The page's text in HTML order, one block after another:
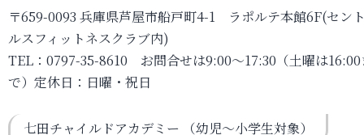
〒659-0093 兵庫県芦屋市船戸町4-1 ラポルテ本館6F(セン
ルスフィットネスクラブ内)
TEL：0797-35-8610 お問合せは9:00～17:30（土曜は16:00
で）定休日：日曜・祝日
七田チャイルドアカデミー （幼児～小学生対象）